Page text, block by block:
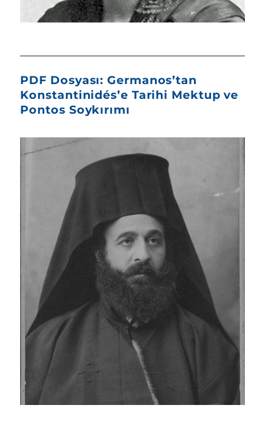
PDF Dosyası: Germanos’tan
Konstantinidés’e Tarihi Mektup ve
Pontos Soykırımı